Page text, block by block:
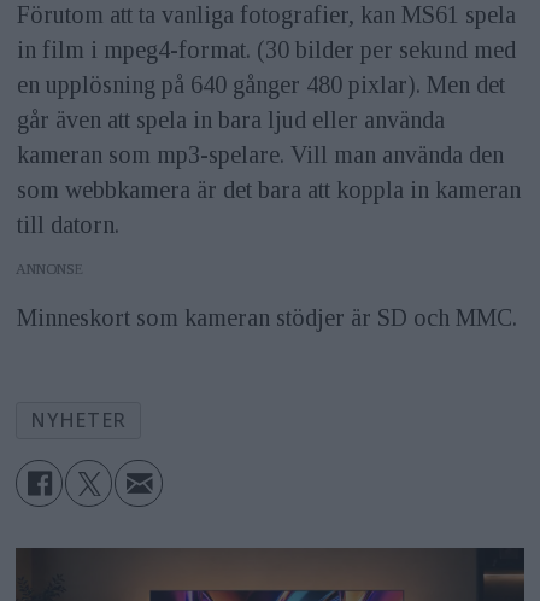
Förutom att ta vanliga fotografier, kan MS61 spela
in film i mpeg4-format. (30 bilder per sekund med
en upplösning på 640 gånger 480 pixlar). Men det
går även att spela in bara ljud eller använda
kameran som mp3-spelare. Vill man använda den
som webbkamera är det bara att koppla in kameran
till datorn.
ANNONS
Minneskort som kameran stödjer är SD och MMC.
NYHETER